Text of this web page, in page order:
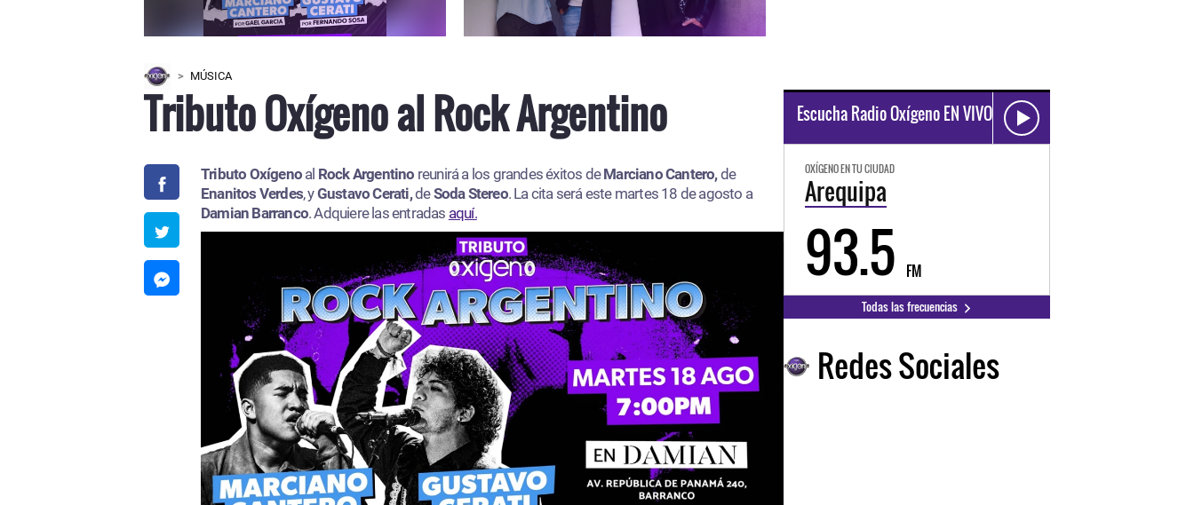
MÚSICA
Tributo Oxígeno al Rock Argentino
Tributo Oxígeno al Rock Argentino reunirá a los grandes éxitos deMarciano Cantero,de
Enanitos Verdes, yGustavo Cerati,deSoda Stereo. La cita será este martes 18 de agosto a
Damian Barranco. Adquiere las entradas aquí.
Escucha Radio Oxígeno EN VIVO
OXÍGENO EN TU CIUDAD
Arequipa
93.5 FM
Todas las frecuencias
Redes Sociales